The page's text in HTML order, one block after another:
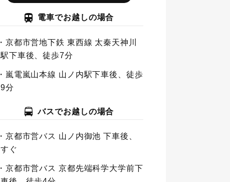
電車でお越しの場合
・京都市営地下鉄 東西線 太秦天神川
駅下車後、徒歩7分
・嵐電嵐山本線 山ノ内駅下車後、徒歩
9分
バスでお越しの場合
・京都市営バス 山ノ内御池 下車後、
すぐ
・京都市営バス 京都先端科学大学前下